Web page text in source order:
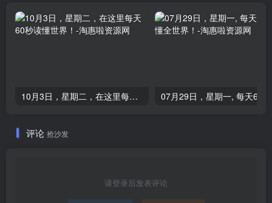
10月3日，星期二，在这里每天60秒读懂世界！
评论 抢沙发
请登录后发表评论